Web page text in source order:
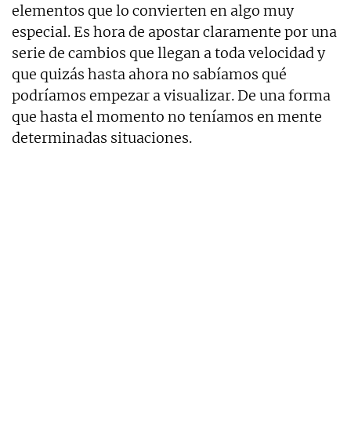
elementos que lo convierten en algo muy
especial. Es hora de apostar claramente por una
serie de cambios que llegan a toda velocidad y
que quizás hasta ahora no sabíamos qué
podríamos empezar a visualizar. De una forma
que hasta el momento no teníamos en mente
determinadas situaciones.